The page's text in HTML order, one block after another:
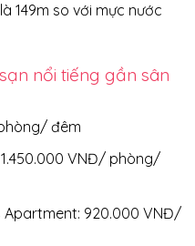
149m so với mực nước
nổi tiếng gần sân
đêm
VNĐ/ phòng/
Apartment: 920.000 VNĐ/